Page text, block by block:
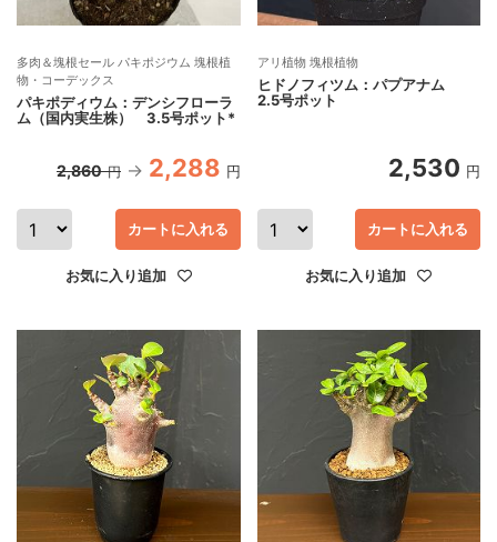
多肉＆塊根セール パキポジウム 塊根植
物・コーデックス
パキポディウム：デンシフローラ
ム（国内実生株） 3.5号ポット*
2,860 円 2,288 円
カートに入れる
お気に入り追加
アリ植物 塊根植物
ヒドノフィツム：パプアナム
2.5号ポット
2,530 円
カートに入れる
お気に入り追加